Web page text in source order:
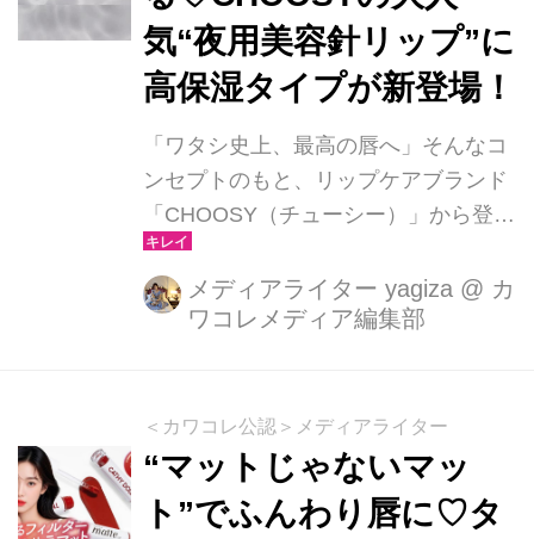
気“夜用美容針リップ”に
高保湿タイプが新登場！
「ワタシ史上、最高の唇へ」そんなコ
ンセプトのもと、リップケアブランド
「CHOOSY（チューシー）」から登場
した夜用リップトリートメント『ナイ
トニードルリップ』。累計出荷本数11
万本を突破した大人気アイテムに、待
す。2025年11月14日（金）より、全
国のロフト・PLAZAおよび各オンライ
ンストアにて先行発売。2026年2月2日
（月）からは一般発売もスタート予定
メディアライター yagiza @ カ
ワコレメディア編集部
＜カワコレ公認＞メディアライター
“マットじゃないマッ
ト”でふんわり唇に♡タ